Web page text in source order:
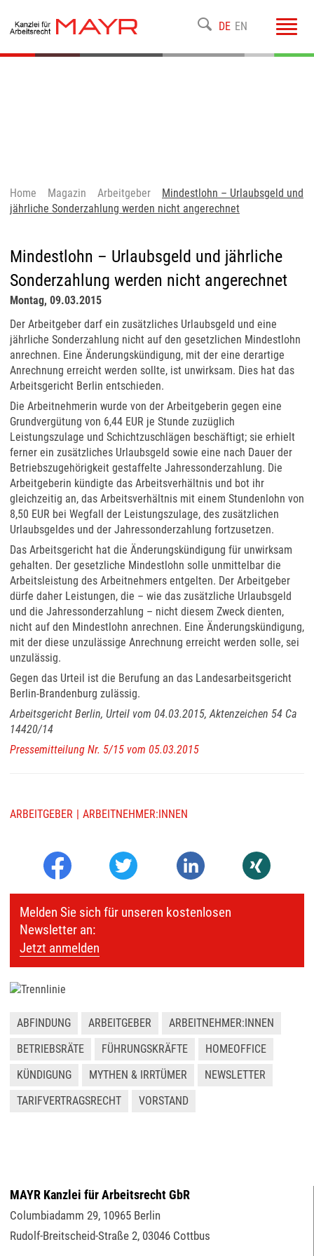
DE EN
Home Magazin Arbeitgeber
Mindestlohn – Urlaubsgeld und
jährliche Sonderzahlung werden nicht angerechnet
Mindestlohn – Urlaubsgeld und jährliche
Sonderzahlung werden nicht angerechnet
Montag, 09.03.2015
Der Arbeitgeber darf ein zusätzliches Urlaubsgeld und eine
jährliche Sonderzahlung nicht auf den gesetzlichen Mindestlohn
anrechnen. Eine Änderungskündigung, mit der eine derartige
Anrechnung erreicht werden sollte, ist unwirksam. Dies hat das
Arbeitsgericht Berlin entschieden.
Die Arbeitnehmerin wurde von der Arbeitgeberin gegen eine
Grundvergütung von 6,44 EUR je Stunde zuzüglich
Leistungszulage und Schichtzuschlägen beschäftigt; sie erhielt
ferner ein zusätzliches Urlaubsgeld sowie eine nach Dauer der
Betriebszugehörigkeit gestaffelte Jahressonderzahlung. Die
Arbeitgeberin kündigte das Arbeitsverhältnis und bot ihr
gleichzeitig an, das Arbeitsverhältnis mit einem Stundenlohn von
8,50 EUR bei Wegfall der Leistungszulage, des zusätzlichen
Urlaubsgeldes und der Jahressonderzahlung fortzusetzen.
Das Arbeitsgericht hat die Änderungskündigung für unwirksam
gehalten. Der gesetzliche Mindestlohn solle unmittelbar die
Arbeitsleistung des Arbeitnehmers entgelten. Der Arbeitgeber
dürfe daher Leistungen, die – wie das zusätzliche Urlaubsgeld
und die Jahressonderzahlung – nicht diesem Zweck dienten,
nicht auf den Mindestlohn anrechnen. Eine Änderungskündigung,
mit der diese unzulässige Anrechnung erreicht werden solle, sei
unzulässig.
Gegen das Urteil ist die Berufung an das Landesarbeitsgericht
Berlin-Brandenburg zulässig.
Arbeitsgericht Berlin, Urteil vom 04.03.2015, Aktenzeichen 54 Ca
14420/14
Pressemitteilung Nr. 5/15 vom 05.03.2015
ARBEITGEBER ARBEITNEHMER:INNEN
Melden Sie sich für unseren kostenlosen
Newsletter an:
Jetzt anmelden
ABFINDUNG ARBEITGEBER
ARBEITNEHMER:INNEN
BETRIEBSRÄTE
FÜHRUNGSKRÄFTE
HOMEOFFICE
KÜNDIGUNG
MYTHEN & IRRTÜMER
NEWSLETTER
TARIFVERTRAGSRECHT
VORSTAND
MAYR Kanzlei für Arbeitsrecht GbR
Columbiadamm 29, 10965 Berlin
Rudolf-Breitscheid-Straße 2, 03046 Cottbus